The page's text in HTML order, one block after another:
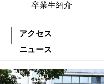
卒業生紹介
アクセス
ニュース